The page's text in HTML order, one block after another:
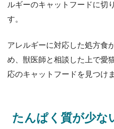
ルギーのキャットフードに切
す。
アレルギーに対応した処方食
め、獣医師と相談した上で愛
応のキャットフードを見つけ
たんぱく質が少な